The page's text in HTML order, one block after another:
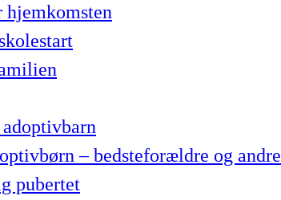
hjemkomsten
– bedsteforældre og andre
pubertet